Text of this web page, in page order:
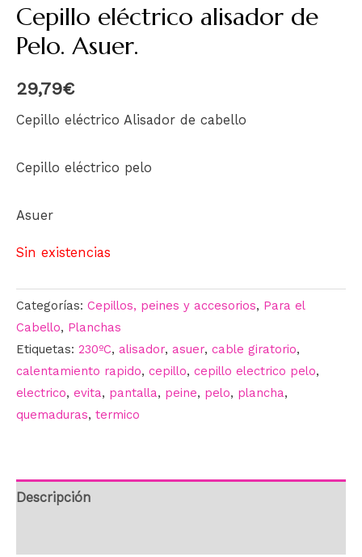
Cepillo eléctrico alisador de
Pelo. Asuer.
29,79€
Cepillo eléctrico Alisador de cabello
Cepillo eléctrico pelo
Asuer
Sin existencias
Categorías: Cepillos, peines y accesorios, Para el
Cabello, Planchas
Etiquetas: 230ºC, alisador, asuer, cable giratorio,
calentamiento rapido, cepillo, cepillo electrico pelo,
electrico, evita, pantalla, peine, pelo, plancha,
quemaduras, termico
Descripción